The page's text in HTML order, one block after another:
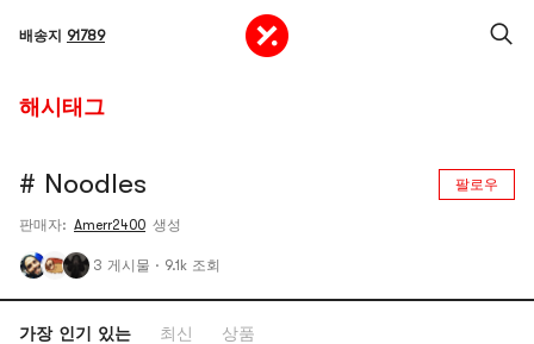
배송지 91789
해시태그
# Noodles 팔로우
판매자: Amerr2400 생성
3 게시물 · 9.1k 조회
가장 인기 있는 최신 상품